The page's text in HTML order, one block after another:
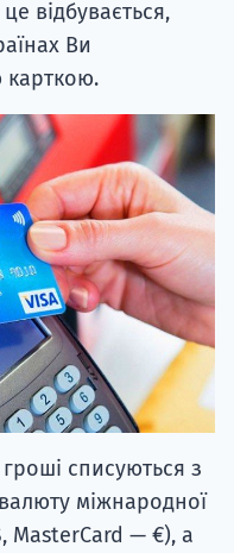
відбувається,
Ви
карткою.
списуються з
міжнародної
MasterCard — €), а